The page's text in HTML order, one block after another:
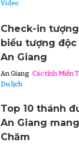
Video
Check-in
biểu tượng
An Giang
An Giang Các tỉnh Miền
Du lịch
Top 10 thánh
An Giang
Chăm